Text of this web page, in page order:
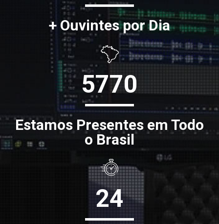
+ Ouvintes por Dia
5770
Estamos Presentes em Todo
o Brasil
24